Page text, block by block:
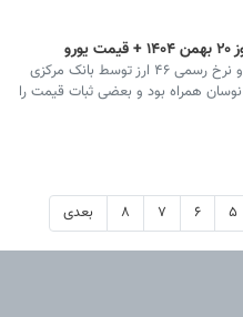
نرخ ارز در صرافی ملی و نرخ رسمی ۴۶ ارز توسط بانک مرکزی
همراه بود و بعضی ثبات قیمت را
۵ ۶ ۷ ۸ بعدی